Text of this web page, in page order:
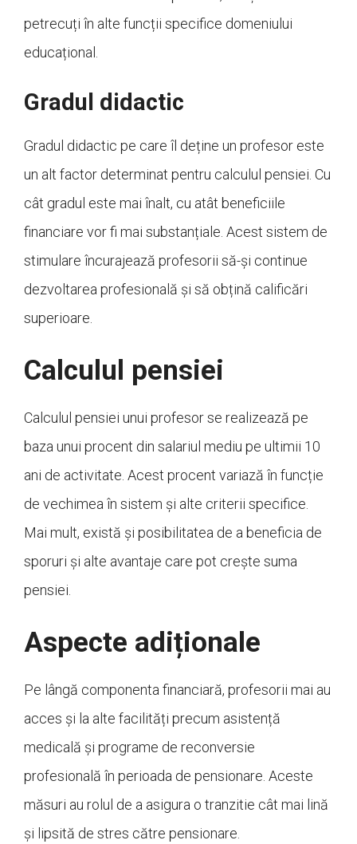
petrecuți în alte funcții specifice domeniului
educațional.
Gradul didactic
Gradul didactic pe care îl deține un profesor este
un alt factor determinat pentru calculul pensiei. Cu
cât gradul este mai înalt, cu atât beneficiile
financiare vor fi mai substanțiale. Acest sistem de
stimulare încurajează profesorii să-și continue
dezvoltarea profesională și să obțină calificări
superioare.
Calculul pensiei
Calculul pensiei unui profesor se realizează pe
baza unui procent din salariul mediu pe ultimii 10
ani de activitate. Acest procent variază în funcție
de vechimea în sistem și alte criterii specifice.
Mai mult, există și posibilitatea de a beneficia de
sporuri și alte avantaje care pot crește suma
pensiei.
Aspecte adiționale
Pe lângă componenta financiară, profesorii mai au
acces și la alte facilități precum asistență
medicală și programe de reconversie
profesională în perioada de pensionare. Aceste
măsuri au rolul de a asigura o tranzitie cât mai lină
și lipsită de stres către pensionare.